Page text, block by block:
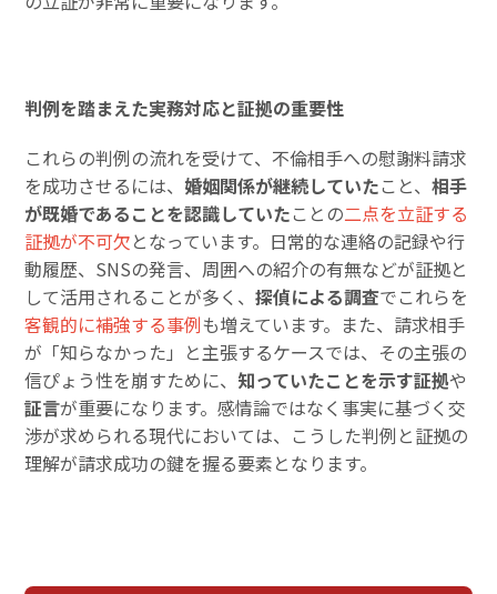
判例を踏まえた実務対応と証拠の重要性
これらの判例の流れを受けて、不倫相手への慰謝料請求
を成功させるには、 婚姻関係が継続していたこと、相手
が既婚であることを認識していたことの二点を立証する
証拠が不可欠となっています。日常的な連絡の記録や行
動履歴、SNSの発言、周囲への紹介の有無などが証拠と
して活用されることが多く、探偵による調査でこれらを
客観的に補強する事例も増えています。また、請求相手
が「知らなかった」と主張するケースでは、その主張の
信ぴょう性を崩すために、 知っていたことを示す証拠や
証言が重要になります。感情論ではなく事実に基づく交
渉が求められる現代においては、こうした判例と証拠の
理解が請求成功の鍵を握る要素となります。